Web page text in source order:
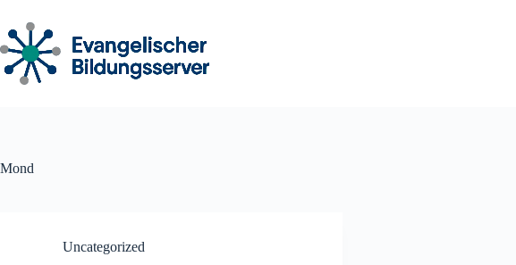
Inhalt
springen
Mond
Uncategorized